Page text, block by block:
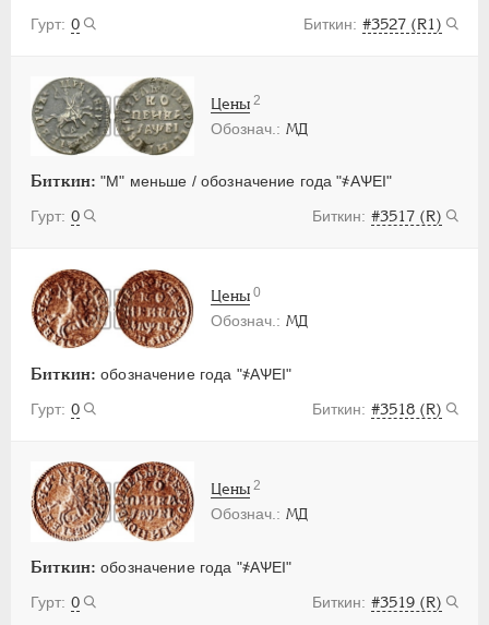
0
#3527 (R1)
МД
Биткин: "М" меньше / обозначение года "҂АѰЕI"
0
#3517 (R)
Цены 2
МД
Биткин: обозначение года "҂АѰЕI"
0
#3518 (R)
Цены 0
МД
Биткин: обозначение года "҂АѰЕI"
0
#3519 (R)
Цены 2